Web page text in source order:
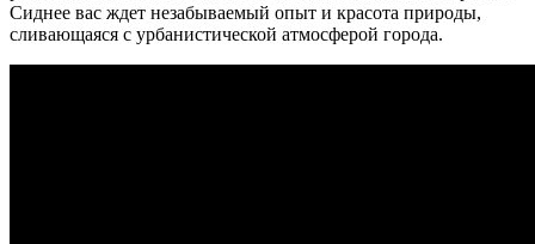
Сиднее вас ждет незабываемый опыт и красота природы,
сливающаяся с урбанистической атмосферой города.